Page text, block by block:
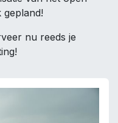
gepland!
nu reeds je